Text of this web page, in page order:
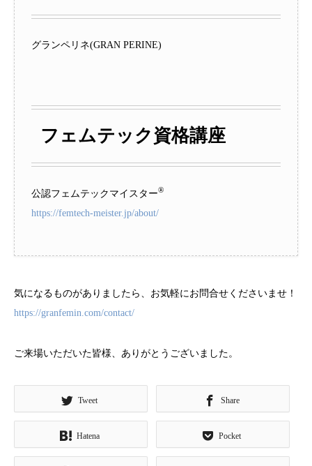
グランペリネ(GRAN PERINE)
フェムテック資格講座
公認フェムテックマイスター®
https://femtech-meister.jp/about/
気になるものがありましたら、お気軽にお問合せくださいませ！
https://granfemin.com/contact/
ご来場いただいた皆様、ありがとうございました。
Tweet Share
Hatena Pocket